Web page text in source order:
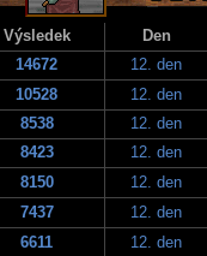
Výsledek
Den
14672
12. den
10528
12. den
8538
12. den
8423
12. den
8150
12. den
7437
12. den
6611
12. den